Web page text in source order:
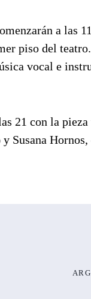
a las
piso del
vocal e
21 con la
Susana